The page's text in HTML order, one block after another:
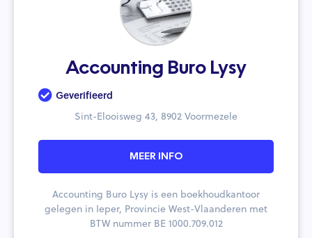
Accounting Buro Lysy
Geverifieerd
Sint-Elooisweg 43, 8902 Voormezele
MEER INFO
Accounting Buro Lysy is een boekhoudkantoor
gelegen in Ieper, Provincie West-Vlaanderen met
BTW nummer BE 1000.709.012